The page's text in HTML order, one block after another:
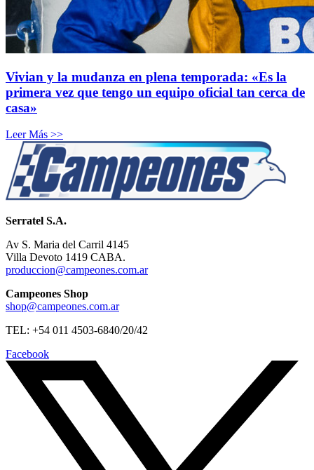
Vivian y la mudanza en plena temporada: «Es la
primera vez que tengo un equipo oficial tan cerca de
casa»
Leer Más >>
Serratel S.A.
Av S. Maria del Carril 4145
Villa Devoto 1419 CABA.
produccion@campeones.com.ar
Campeones Shop
shop@campeones.com.ar
TEL: +54 011 4503-6840/20/42
Facebook